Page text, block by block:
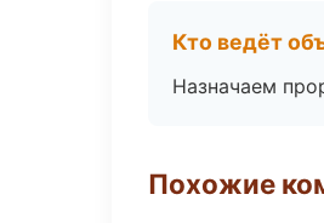
Кто ведёт
Назначаем
Похожие